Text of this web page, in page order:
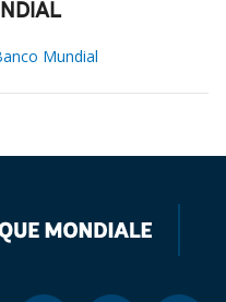
Mundial